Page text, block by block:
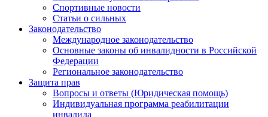
Спортивные новости
Статьи о сильных
Законодательство
Международное законодательство
Основные законы об инвалидности в Российской
Федерации
Региональное законодательство
Защита прав
Вопросы и ответы (Юридическая помощь)
Индивидуальная программа реабилитации
инвалида